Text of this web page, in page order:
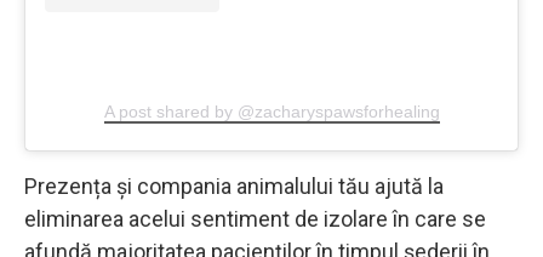
A post shared by @zacharyspawsforhealing
Prezența și compania animalului tău ajută la
eliminarea acelui sentiment de izolare în care se